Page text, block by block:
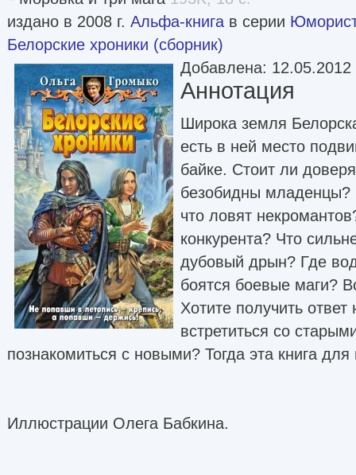
издано в 2008 г. Альфа-книга в серии
Белорские хроники (сборник)
Добавлена: 12.05.2012
Аннотация
Широка земля
есть в ней место
байке. Стоит ли
безобидны младенцы?
что ловят
конкурента? Что
дубовый дрын? Где
боятся боевые маги?
Хотите получить
встретиться со
познакомиться с новыми? Тогда эта книга для
Иллюстрации Олега Бабкина.